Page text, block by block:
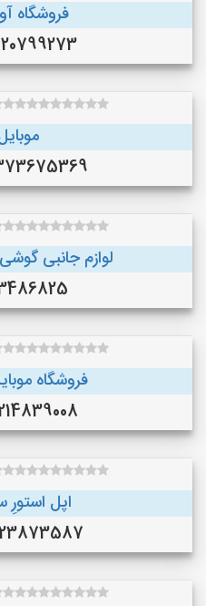
فروشگاه
09120799273
09373675369
لوازم جانبی
()
فروشگاه
09214839008
اپل
09123873587